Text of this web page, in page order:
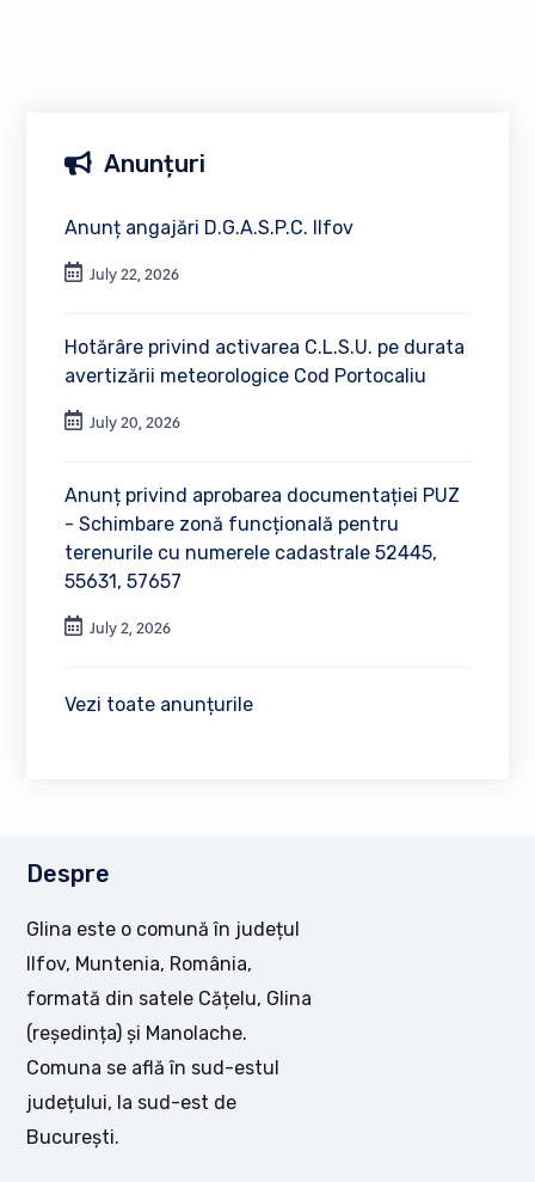
Anunțuri
Anunț angajări D.G.A.S.P.C. Ilfov
July 22, 2026
Hotărâre privind activarea C.L.S.U. pe durata
avertizării meteorologice Cod Portocaliu
July 20, 2026
Anunț privind aprobarea documentației PUZ
- Schimbare zonă funcțională pentru
terenurile cu numerele cadastrale 52445,
55631, 57657
July 2, 2026
Vezi toate anunțurile
Despre
Glina este o comună în județul
Ilfov, Muntenia, România,
formată din satele Cățelu, Glina
(reședința) și Manolache.
Comuna se află în sud-estul
județului, la sud-est de
București.